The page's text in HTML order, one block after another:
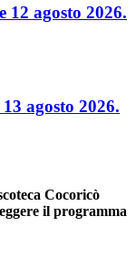
12 agosto 2026.
agosto 2026.
Cocoricò
il programma